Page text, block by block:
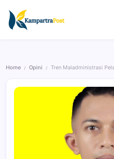
Home / Opini / Tren Maladministrasi